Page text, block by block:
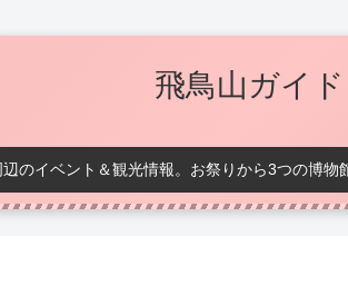
飛鳥山ガイド
のイベント＆観光情報。お祭りから3つの博物